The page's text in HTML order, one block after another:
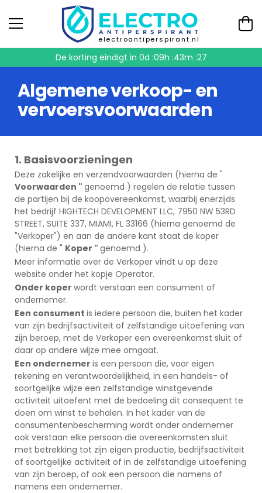
electroantiperspirant.nl
De korting eindigt in 0d :09h :43m :26
Algemene verkoop- en
vervoersvoorwaarden
1. Basisvoorzieningen
Deze zakelijke en verzendvoorwaarden (hierna de "
Voorwaarden " genoemd ) regelen de relatie tussen
de partijen bij de koopovereenkomst, waarbij enerzijds
het bedrijf HIGHTECH DEVELOPMENT LLC, 7950 NW 53RD
STREET, SUITE 337, MIAMI, FL 33166 (hierna genoemd de
"Verkoper") en aan de andere kant staat de koper
(hierna de " Koper " genoemd ).
Meer informatie over de Verkoper vindt u op deze
website onder het kopje Operator.
Onder koper wordt verstaan een consument of
ondernemer.
Een consument is iedere persoon die, buiten het kader
van zijn bedrijfsactiviteit of zelfstandige uitoefening van
zijn beroep, met de Verkoper een overeenkomst sluit of
daar op andere wijze mee omgaat.
Een ondernemer is een persoon die, voor eigen
rekening en verantwoordelijkheid, in een handels- of
soortgelijke wijze een zelfstandige winstgevende
activiteit uitoefent met de bedoeling dit consequent te
doen om winst te behalen. In het kader van de
consumentenbescherming wordt onder ondernemer
ook verstaan elke persoon die overeenkomsten sluit
met betrekking tot zijn eigen productie, bedrijfsactiviteit
of soortgelijke activiteit of in de zelfstandige uitoefening
van zijn beroep, of ook een persoon die namens of
namens een ondernemer.